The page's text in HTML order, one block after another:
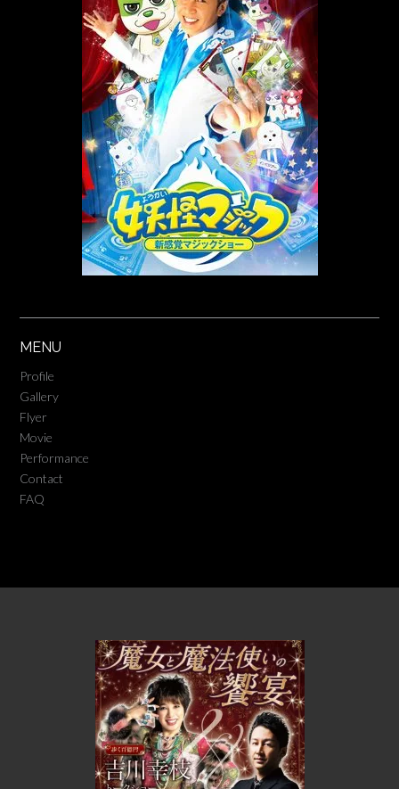
MENU
Profile
Gallery
Flyer
Movie
Performance
Contact
FAQ